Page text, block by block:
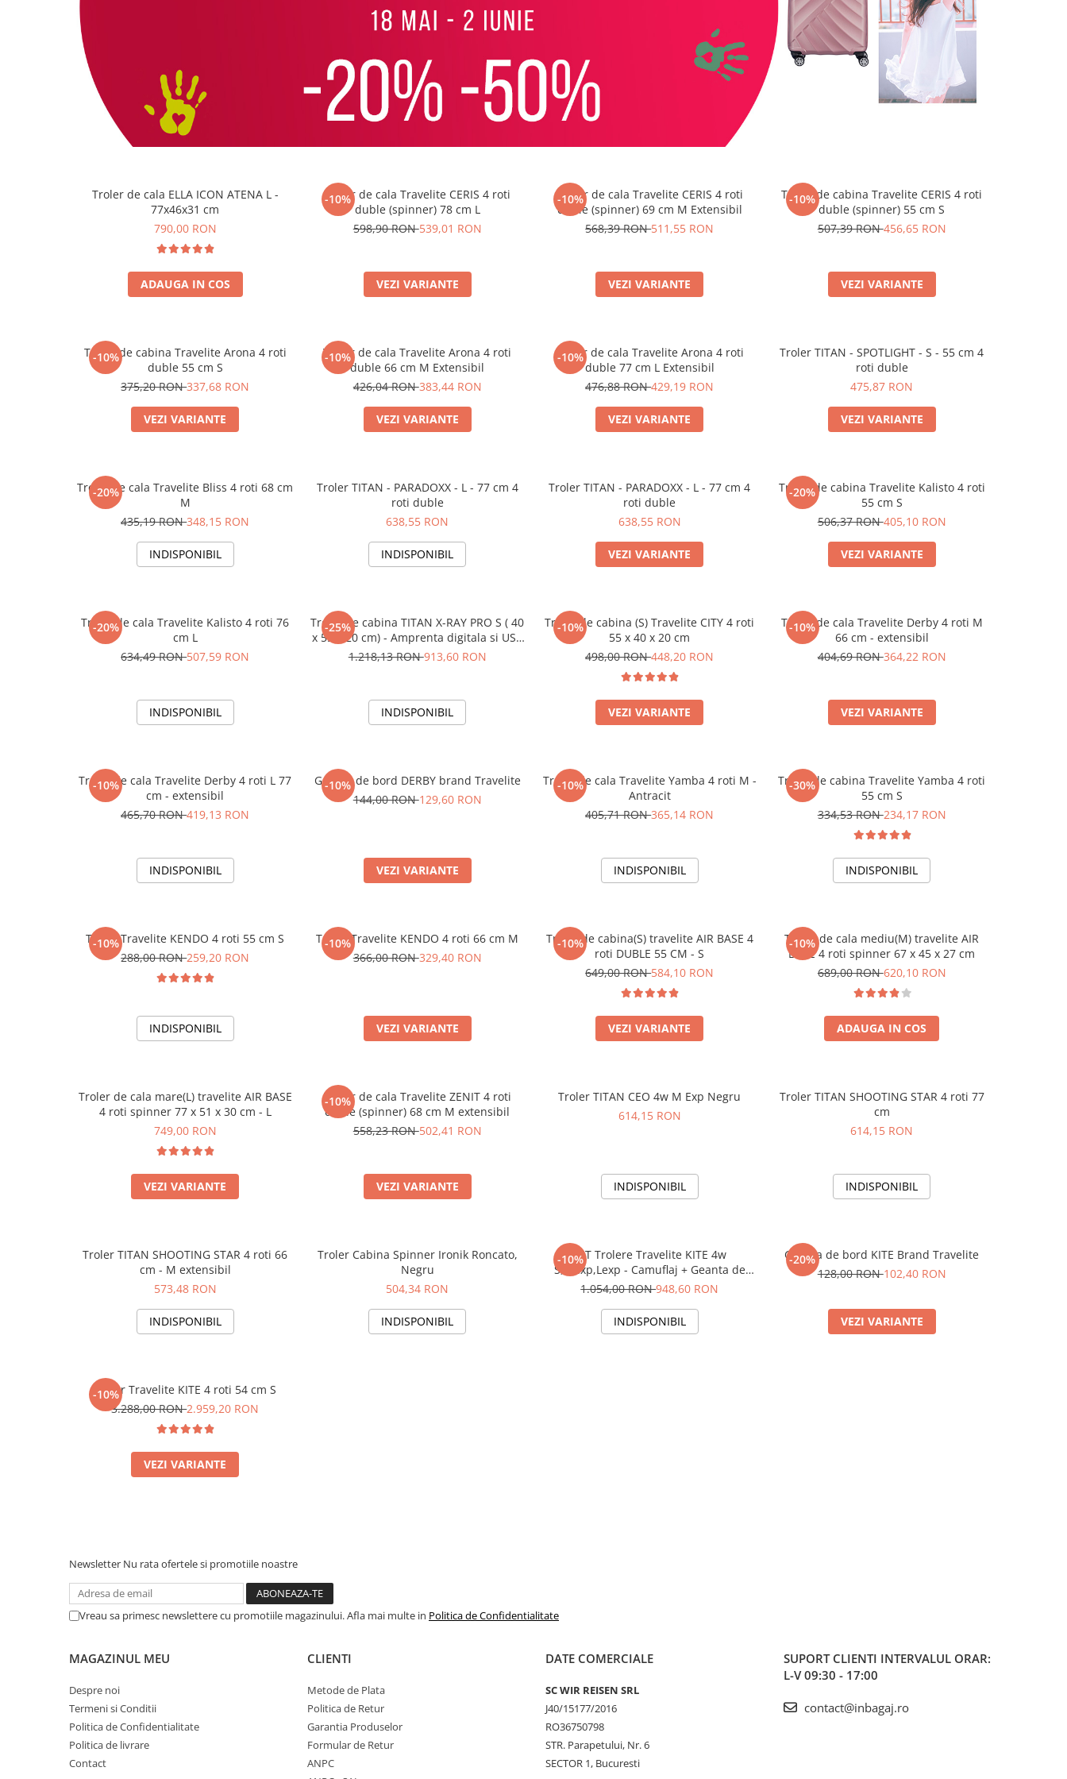
Business Travel
Troler de cala ELLA ICON ATENA L -
77x46x31 cm
790,00 RON
ADAUGA IN COS
-10%
Troler de cala Travelite CERIS 4 roti
duble (spinner) 78 cm L
598,90 RON539,01 RON
VEZI VARIANTE
-10%
Troler de cala Travelite CERIS 4 roti
duble (spinner) 69 cm M Extensibil
568,39 RON511,55 RON
VEZI VARIANTE
-10%
Troler de cabina Travelite CERIS 4 roti
duble (spinner) 55 cm S
507,39 RON456,65 RON
VEZI VARIANTE
-10%
Troler de cabina Travelite Arona 4 roti
duble 55 cm S
375,20 RON337,68 RON
VEZI VARIANTE
-10%
Troler de cala Travelite Arona 4 roti
duble 66 cm M Extensibil
426,04 RON383,44 RON
VEZI VARIANTE
-10%
Troler de cala Travelite Arona 4 roti
duble 77 cm L Extensibil
476,88 RON429,19 RON
VEZI VARIANTE
Troler TITAN - SPOTLIGHT - S - 55 cm 4
roti duble
475,87 RON
VEZI VARIANTE
-20%
Troler de cala Travelite Bliss 4 roti 68 cm
M
435,19 RON348,15 RON
INDISPONIBIL
Troler TITAN - PARADOXX - L - 77 cm 4
roti duble
638,55 RON
INDISPONIBIL
Troler TITAN - PARADOXX - L - 77 cm 4
roti duble
638,55 RON
VEZI VARIANTE
-20%
Troler de cabina Travelite Kalisto 4 roti
55 cm S
506,37 RON405,10 RON
VEZI VARIANTE
-20%
Troler de cala Travelite Kalisto 4 roti 76
cm L
634,49 RON507,59 RON
INDISPONIBIL
-25%
Troler de cabina TITAN X-RAY PRO S ( 40
x 55 x 20 cm) - Amprenta digitala si USB
inclus
1.218,13 RON913,60 RON
INDISPONIBIL
-10%
Troler de cabina (S) Travelite CITY 4 roti
55 x 40 x 20 cm
498,00 RON448,20 RON
VEZI VARIANTE
-10%
Troler de cala Travelite Derby 4 roti M
66 cm - extensibil
404,69 RON364,22 RON
VEZI VARIANTE
-10%
Troler de cala Travelite Derby 4 roti L 77
cm - extensibil
465,70 RON419,13 RON
INDISPONIBIL
-10%
Geanta de bord DERBY brand Travelite
144,00 RON129,60 RON
VEZI VARIANTE
-10%
Troler de cala Travelite Yamba 4 roti M -
Antracit
405,71 RON365,14 RON
INDISPONIBIL
-30%
Troler de cabina Travelite Yamba 4 roti
55 cm S
334,53 RON234,17 RON
INDISPONIBIL
-10%
Troler Travelite KENDO 4 roti 55 cm S
288,00 RON259,20 RON
INDISPONIBIL
-10%
Troler Travelite KENDO 4 roti 66 cm M
366,00 RON329,40 RON
VEZI VARIANTE
-10%
Troler de cabina(S) travelite AIR BASE 4
roti DUBLE 55 CM - S
649,00 RON584,10 RON
VEZI VARIANTE
-10%
Troler de cala mediu(M) travelite AIR
BASE 4 roti spinner 67 x 45 x 27 cm
689,00 RON620,10 RON
ADAUGA IN COS
Troler de cala mare(L) travelite AIR BASE
4 roti spinner 77 x 51 x 30 cm - L
749,00 RON
VEZI VARIANTE
-10%
Troler de cala Travelite ZENIT 4 roti
duble (spinner) 68 cm M extensibil
558,23 RON502,41 RON
VEZI VARIANTE
Troler TITAN CEO 4w M Exp Negru
614,15 RON
INDISPONIBIL
Troler TITAN SHOOTING STAR 4 roti 77
cm
614,15 RON
INDISPONIBIL
Troler TITAN SHOOTING STAR 4 roti 66
cm - M extensibil
573,48 RON
INDISPONIBIL
Troler Cabina Spinner Ironik Roncato,
Negru
504,34 RON
INDISPONIBIL
-10%SET Trolere Travelite KITE 4w
S,Mexp,Lexp - Camuflaj + Geanta de
bord CADOU
1.054,00 RON948,60 RON
INDISPONIBIL
-20%
Geanta de bord KITE Brand Travelite
128,00 RON102,40 RON
VEZI VARIANTE
-10%
Troler Travelite KITE 4 roti 54 cm S
3.288,00 RON2.959,20 RON
VEZI VARIANTE
Newsletter Nu rata ofertele si promotiile noastre
Vreau sa primesc newslettere cu promotiile magazinului. Afla mai multe in Politica de Confidentialitate
MAGAZINUL MEU
Despre noi
Termeni si Conditii
Politica de Confidentialitate
Politica de livrare
Contact
CLIENTI
Metode de Plata
Politica de Retur
Garantia Produselor
Formular de Retur
ANPC
DATE COMERCIALE
SC WIR REISEN SRL
J40/15177/2016
RO36750798
STR. Parapetului, Nr. 6
SECTOR 1, Bucuresti
SUPORT CLIENTI INTERVALUL ORAR:
L-V 09:30 - 17:00
contact@inbagaj.ro